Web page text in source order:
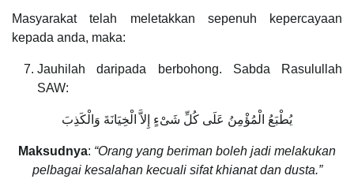
Masyarakat telah meletakkan sepenuh kepercayaan
kepada anda, maka:
Jauhilah daripada berbohong. Sabda Rasulullah
SAW:
يُطْبَعُ الْمُؤْمِنُ عَلَى كُلِّ شَىْءٍ إِلاَّ الْخِيَانَةَ وَالْكَذِبَ
Maksudnya: “Orang yang beriman boleh jadi melakukan
pelbagai kesalahan kecuali sifat khianat dan dusta.”